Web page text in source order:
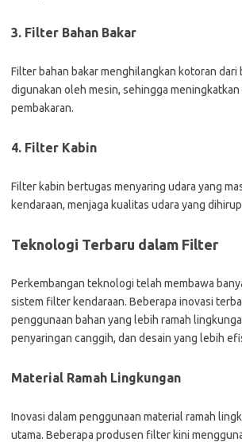
3. Filter Bahan Bakar
Filter bahan bakar menghilangkan kotoran dari
digunakan oleh mesin, sehingga
pembakaran.
4. Filter Kabin
Filter kabin bertugas menyaring udara yang
kendaraan, menjaga kualitas udara yang
Teknologi Terbaru dalam Filter
Perkembangan teknologi telah membawa
sistem filter kendaraan. Beberapa inovasi
penggunaan bahan yang lebih ramah
penyaringan canggih, dan desain yang lebih
Material Ramah Lingkungan
Inovasi dalam penggunaan material ramah
utama. Beberapa produsen filter kini